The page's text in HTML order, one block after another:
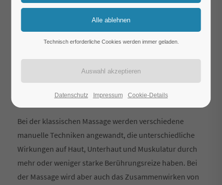
WIR INFORMIEREN ÜBER UNSEREN SERVICE
Klassische Massage
Klassische Massagebehandelt in erster Linie
schmerzhafte Muskelverspannungen und -
verhärtungen. Aber auch Kopfschmerzen oder
Erschöpfungssyndrome sprechen auf verschiedene
Massageformen gut an.
Bei der klassischen Massage werden verschiedene
manuelle Techniken angewandt, die unterschiedliche
Wirkungen auf Haut, Unterhaut und Muskulatur durch
mehr oder weniger starke Berührungsreize haben. Bei
der Massage wird aber auch das Zusammenwirken von
Technisch erforderliche Cookies werden immer geladen.
Datenschutz Impressum Cookie-Details